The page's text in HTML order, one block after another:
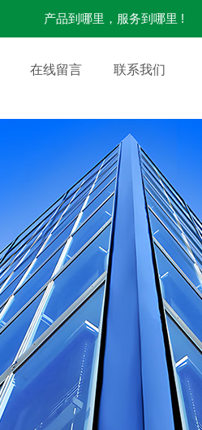
产品到哪里，服务到哪里 !
在线留言 联系我们